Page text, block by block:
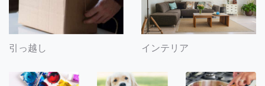
引っ越し インテリア